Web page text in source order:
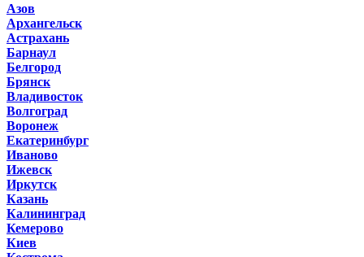
Азов
Архангельск
Астрахань
Барнаул
Белгород
Брянск
Владивосток
Волгоград
Воронеж
Екатеринбург
Иваново
Ижевск
Иркутск
Казань
Калининград
Кемерово
Киев